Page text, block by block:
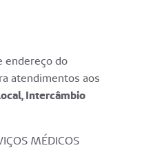
endereço do
atendimentos aos
Intercâmbio
MÉDICOS